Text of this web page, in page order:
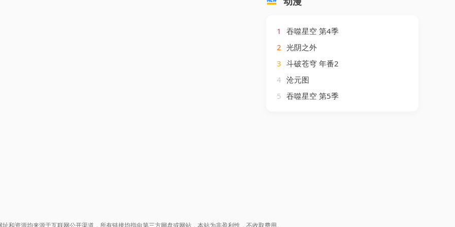
1
吞噬星空 第4季
2 光阴之外
3 斗破苍穹 年番2
4 沧元图
5 吞噬星空 第5季
和资源均来源于互联网公开渠道，所有链接均指向第三方网盘或网站，本站为非盈利性，不收取费用。